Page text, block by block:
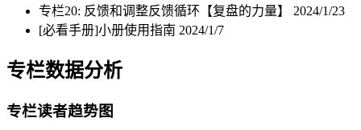
专栏20: 反馈和调整反馈循环【复盘的力量】 2024/1/23
[必看手册]小册使用指南 2024/1/7
专栏数据分析
专栏读者趋势图